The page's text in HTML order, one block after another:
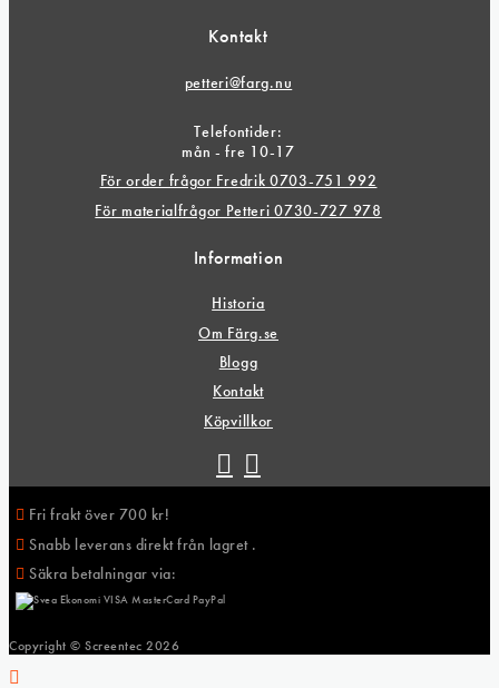
Kontakt
petteri@farg.nu
Telefontider:
mån - fre 10-17
För order frågor Fredrik 0703-751 992
För materialfrågor Petteri 0730-727 978
Information
Historia
Om Färg.se
Blogg
Kontakt
Köpvillkor
Fri frakt över 700 kr!
Snabb leverans direkt från lagret .
Säkra betalningar via:
Copyright © Screentec 2026